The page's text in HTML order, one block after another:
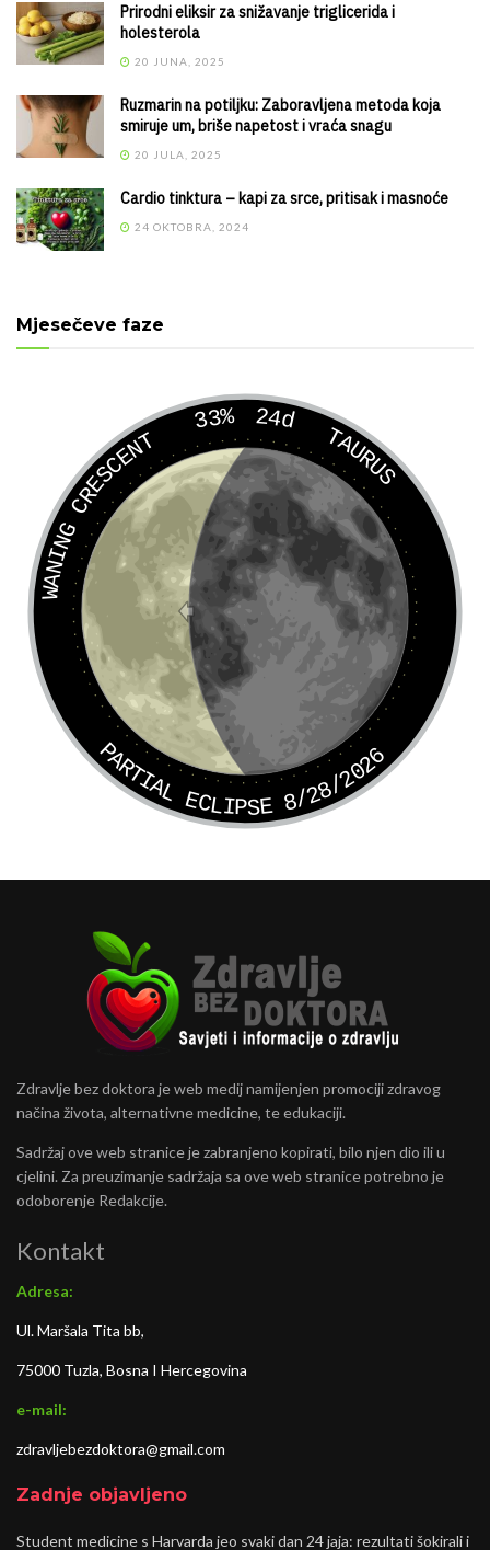
Prirodni eliksir za snižavanje triglicerida i
holesterola
20 JUNA, 2025
Ruzmarin na potiljku: Zaboravljena metoda koja
smiruje um, briše napetost i vraća snagu
20 JULA, 2025
Cardio tinktura – kapi za srce, pritisak i masnoće
24 OKTOBRA, 2024
Mjesečeve faze
33% 24d
TAURUS
WANING CRESCENT
PARTIAL ECLIPSE 8/28/2026
Zdravlje bez doktora je web medij namijenjen promociji zdravog
načina života, alternativne medicine, te edukaciji.
Sadržaj ove web stranice je zabranjeno kopirati, bilo njen dio ili u
cjelini. Za preuzimanje sadržaja sa ove web stranice potrebno je
odoborenje Redakcije.
Kontakt
Adresa:
Ul. Maršala Tita bb,
75000 Tuzla, Bosna I Hercegovina
e-mail:
zdravljebezdoktora@gmail.com
Zadnje objavljeno
Student medicine s Harvarda jeo svaki dan 24 jaja: rezultati šokirali i